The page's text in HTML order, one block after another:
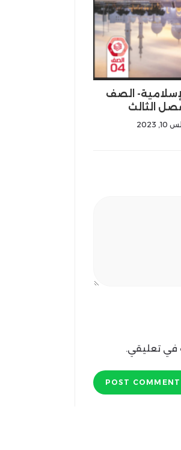
الصف
الثالث
2023
في تعليقي.